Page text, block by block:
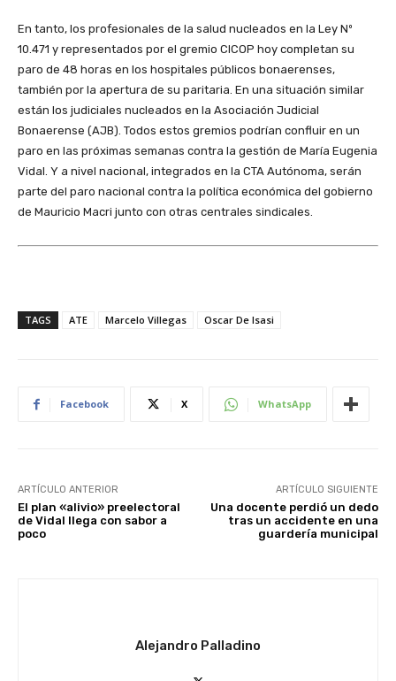
En tanto, los profesionales de la salud nucleados en la Ley Nº
10.471 y representados por el gremio CICOP hoy completan su
paro de 48 horas en los hospitales públicos bonaerenses,
también por la apertura de su paritaria. En una situación similar
están los judiciales nucleados en la Asociación Judicial
Bonaerense (AJB). Todos estos gremios podrían confluir en un
paro en las próximas semanas contra la gestión de María Eugenia
Vidal. Y a nivel nacional, integrados en la CTA Autónoma, serán
parte del paro nacional contra la política económica del gobierno
de Mauricio Macri junto con otras centrales sindicales.
TAGS ATE Marcelo Villegas Oscar De Isasi
Facebook X WhatsApp
ARTÍCULO ANTERIOR
El plan «alivio» preelectoral
de Vidal llega con sabor a
poco
ARTÍCULO SIGUIENTE
Una docente perdió un dedo
tras un accidente en una
guardería municipal
Alejandro Palladino